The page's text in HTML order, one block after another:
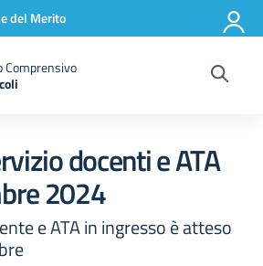
del Merito
Comprensivo
docenti e ATA
2024
e ATA in ingresso è atteso